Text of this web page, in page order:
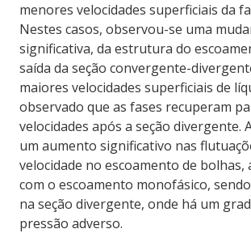
menores velocidades superficiais da
Nestes casos, observou-se uma
significativa, da estrutura do
saída da seção convergente-
maiores velocidades superficiais de
observado que as fases recuperam
velocidades após a seção divergente.
um aumento significativo nas
velocidade no escoamento de bolhas,
com o escoamento monofásico,
na seção divergente, onde há um
pressão adverso.